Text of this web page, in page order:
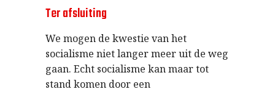
Ter afsluiting
We mogen de kwestie van het
socialisme niet langer meer uit de weg
gaan. Echt socialisme kan maar tot
stand komen door een